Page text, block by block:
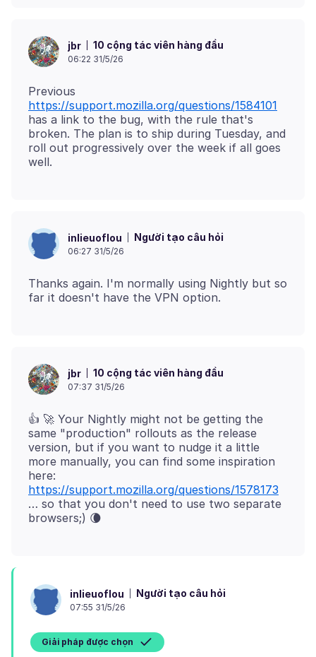
jbr 10 cộng tác viên hàng đầu
06:22 31/5/26
Previous
https://support.mozilla.org/questions/1584101
has a link to the bug, with the rule that's
broken. The plan is to ship during Tuesday, and
roll out progressively over the week if all goes
inlieuoflou Người tạo câu hỏi
06:27 31/5/26
Thanks again. I'm normally using Nightly but so
jbr 10 cộng tác viên hàng đầu
07:37 31/5/26
👍 🚀 Your Nightly might not be getting the
same "production" rollouts as the release
version, but if you want to nudge it a little
more manually, you can find some inspiration
here:
https://support.mozilla.org/questions/1578173
… so that you don't need to use two separate
inlieuoflou Người tạo câu hỏi
07:55 31/5/26
Giải pháp được chọn